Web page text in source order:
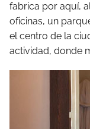
fabrica por aquí,
oficinas, un
el centro de la
actividad, donde